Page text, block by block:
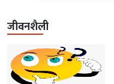
जीवनशैली